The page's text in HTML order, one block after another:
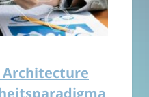
Architecture